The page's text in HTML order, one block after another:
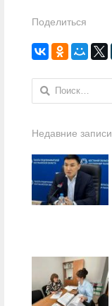
Поделиться
Найти:
Недавние записи